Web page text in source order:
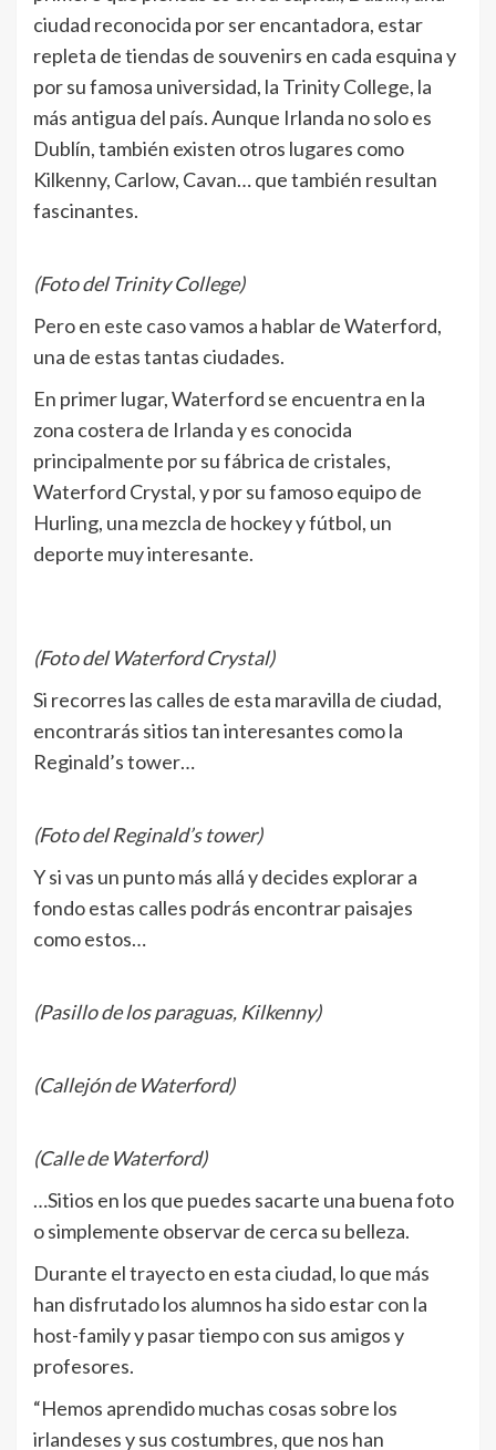
ciudad reconocida por ser encantadora, estar
repleta de tiendas de souvenirs en cada esquina y
por su famosa universidad, la Trinity College, la
más antigua del país. Aunque Irlanda no solo es
Dublín, también existen otros lugares como
Kilkenny, Carlow, Cavan… que también resultan
fascinantes.
(Foto del Trinity College)
Pero en este caso vamos a hablar de Waterford,
una de estas tantas ciudades.
En primer lugar, Waterford se encuentra en la
zona costera de Irlanda y es conocida
principalmente por su fábrica de cristales,
Waterford Crystal, y por su famoso equipo de
Hurling, una mezcla de hockey y fútbol, un
deporte muy interesante.
(Foto del Waterford Crystal)
Si recorres las calles de esta maravilla de ciudad,
encontrarás sitios tan interesantes como la
Reginald’s tower…
(Foto del Reginald’s tower)
Y si vas un punto más allá y decides explorar a
fondo estas calles podrás encontrar paisajes
como estos…
(Pasillo de los paraguas, Kilkenny)
(Callejón de Waterford)
(Calle de Waterford)
…Sitios en los que puedes sacarte una buena foto
o simplemente observar de cerca su belleza.
Durante el trayecto en esta ciudad, lo que más
han disfrutado los alumnos ha sido estar con la
host-family y pasar tiempo con sus amigos y
profesores.
“Hemos aprendido muchas cosas sobre los
irlandeses y sus costumbres, que nos han